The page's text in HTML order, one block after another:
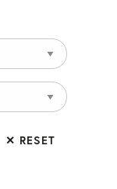
✕ RESET